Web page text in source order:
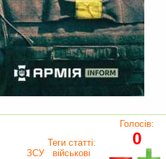
Теги статті:
ЗСУ
військові
Голосів:
0